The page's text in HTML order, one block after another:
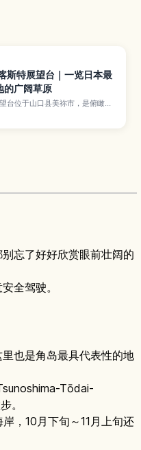
斯特展望台｜一览日本最
的广阔草原
台位于山口县美祢市，是俯瞰日
的绝佳观景点，一望无际的草原
壮阔景色。文章将介绍四季不同
忘了好好欣赏眼前壮阔的
全驾驶。
也是角岛最具代表性的地
Tōdai-
。
，10月下旬～11月上旬还